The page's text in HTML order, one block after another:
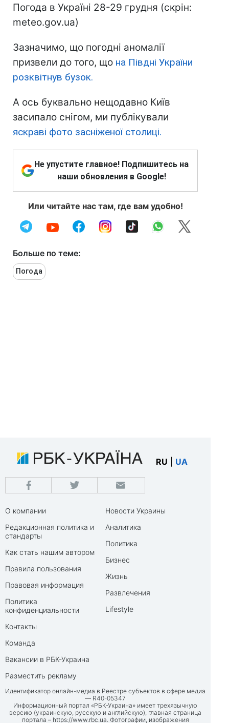
Погода в Україні 28-29 грудня (скрін:
meteo.gov.ua)
Зазначимо, що погодні аномалії
призвели до того, що на Півдні України
розквітнув бузок.
А ось буквально нещодавно Київ
засипало снігом, ми публікували
яскраві фото засніженої столиці.
Не упустите главное! Подпишитесь на
наши обновления в Google!
Или читайте нас там, где вам удобно!
Больше по теме:
Погода
RU UA
О компании
Редакционная политика и
стандарты
Как стать нашим автором
Правила пользования
Правовая информация
Политика
конфиденциальности
Контакты
Команда
Вакансии в РБК-Украина
Разместить рекламу
Новости Украины
Аналитика
Политика
Бизнес
Жизнь
Развлечения
Lifestyle
Идентификатор онлайн-медиа в Реестре субъектов в сфере медиа
— R40-05347
Информационный портал «РБК-Украина» имеет трехязычную
версию (украинскую, русскую и английскую), главная страница
портала – https://www.rbc.ua . Фотографии, изображения